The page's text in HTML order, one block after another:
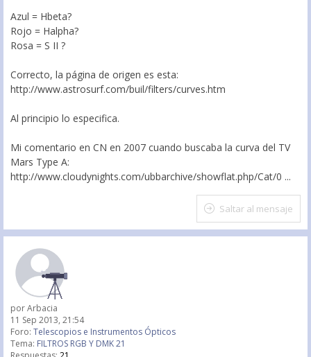
Azul = Hbeta?
Rojo = Halpha?
Rosa = S II ?
Correcto, la página de origen es esta:
http://www.astrosurf.com/buil/filters/curves.htm
Al principio lo especifica.
Mi comentario en CN en 2007 cuando buscaba la curva del TV
Mars Type A:
http://www.cloudynights.com/ubbarchive/showflat.php/Cat/0 ...
Saltar al mensaje
porArbacia
11 Sep 2013, 21:54
Foro: Telescopios e Instrumentos Ópticos
Tema: FILTROS RGB Y DMK 21